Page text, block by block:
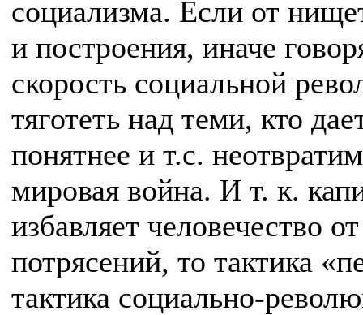
социализма. Если от
и построения, иначе
скорость социальной
тяготеть над теми, кто
понятнее и т.с.
мировая война. И т. к.
избавляет человечество
потрясений, то тактика
тактика социально-